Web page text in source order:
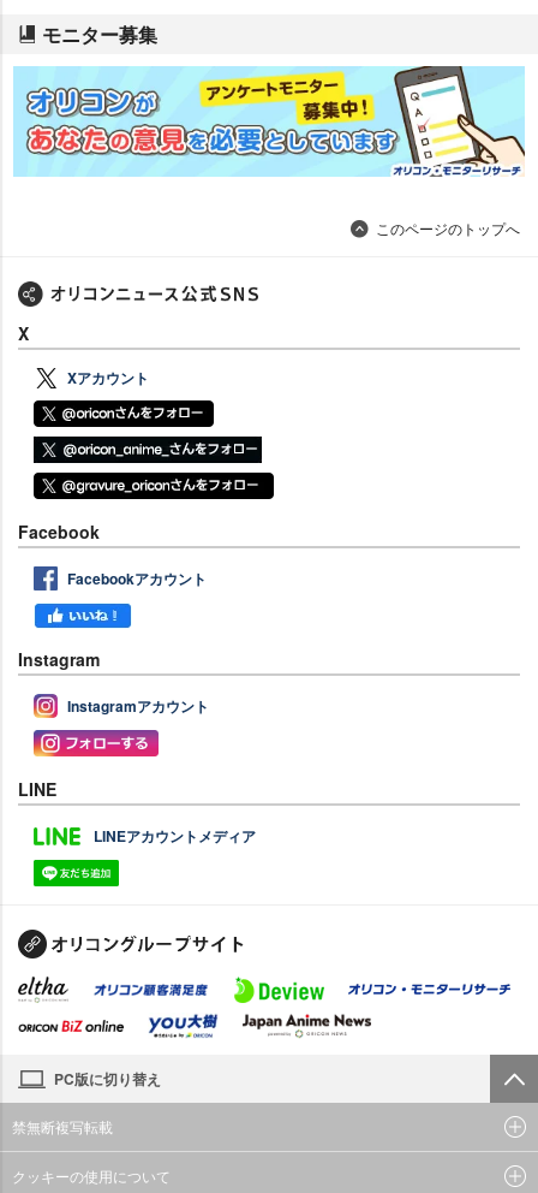
モニター募集
このページのトップへ
X
Xアカウント
Facebook
Facebookアカウント
Instagram
Instagramアカウント
LINE
LINEアカウントメディア
PC版に切り替え
禁無断複写転載
クッキーの使用について